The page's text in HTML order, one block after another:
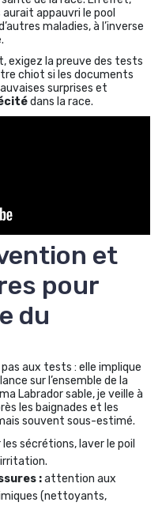
appauvri le pool
maladies, à l’inverse
exigez la preuve des tests
chiot si les documents
surprises et
dans la race.
et
pour
du
aux tests : elle implique
sur l’ensemble de la
Labrador sable, je veille à
les baignades et les
souvent sous-estimé.
sécrétions, laver le poil
:attention aux
(nettoyants,